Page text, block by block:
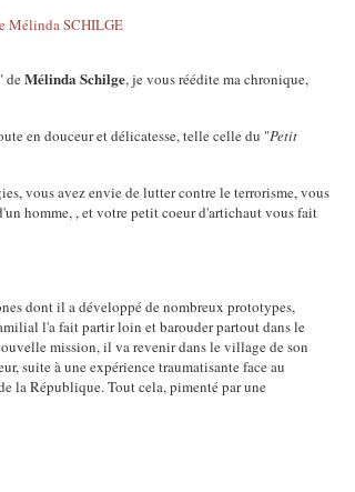
" deMélinda Schilge, je vous réédite ma chronique,
en douceur et délicatesse, telle celle du "Petit
vous avez envie de lutter contre le terrorisme, vous
homme, , et votre petit coeur d'artichaut vous fait
dont il a développé de nombreux prototypes,
l'a fait partir loin et barouder partout dans le
mission, il va revenir dans le village de son
suite à une expérience traumatisante face au
la République. Tout cela, pimenté par une